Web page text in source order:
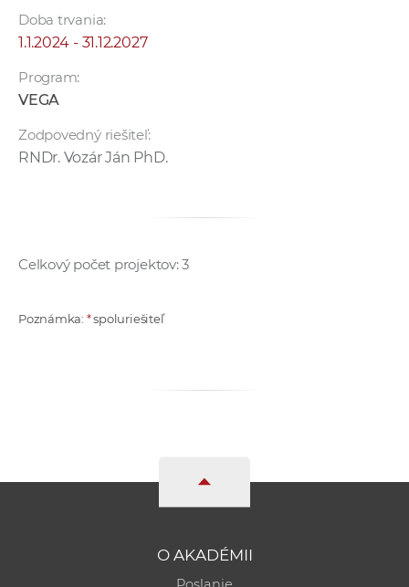
Doba trvania:
1.1.2024 - 31.12.2027
Program:
VEGA
Zodpovedný riešiteľ:
RNDr. Vozár Ján PhD.
Celkový počet projektov: 3
Poznámka: *spoluriešiteľ
O AKADÉMII